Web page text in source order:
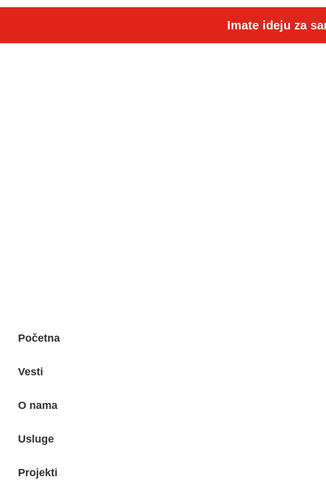
Imate ideju za
Početna
Vesti
O nama
Usluge
Projekti